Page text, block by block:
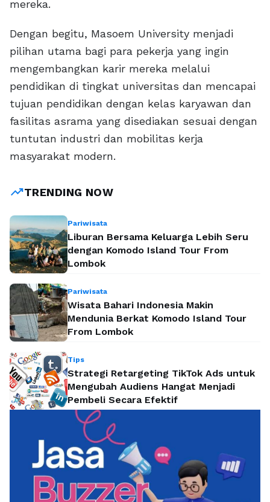
mereka.
Dengan begitu, Masoem University menjadi
pilihan utama bagi para pekerja yang ingin
mengembangkan karir mereka melalui
pendidikan di tingkat universitas dan mencapai
tujuan pendidikan dengan kelas karyawan dan
fasilitas asrama yang disediakan sesuai dengan
tuntutan industri dan mobilitas kerja
masyarakat modern.
trending_upTRENDING NOW
Pariwisata
Liburan Bersama Keluarga Lebih Seru
dengan Komodo Island Tour From
Lombok
Pariwisata
Wisata Bahari Indonesia Makin
Mendunia Berkat Komodo Island Tour
From Lombok
Tips
Strategi Retargeting TikTok Ads untuk
Mengubah Audiens Hangat Menjadi
Pembeli Secara Efektif